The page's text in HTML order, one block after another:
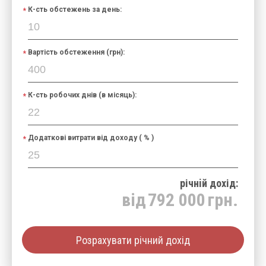
К-сть обстежень за день:
Вартість обстеження (грн):
К-сть робочих днів (в місяць):
Додаткові витрати від доходу ( % )
річнiй дохід:
від792 000 грн.
Розрахувати річний дохід